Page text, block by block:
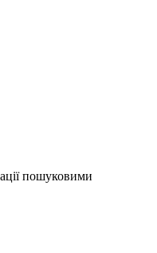
пошуковими